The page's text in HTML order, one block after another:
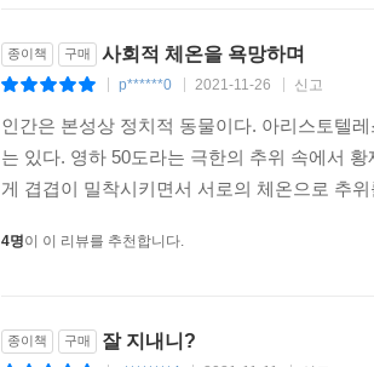
종이책 구매 사회적 체온을 욕망하며
p******0 2021-11-26 신고
인간은 본성상 정치적 동물이다. 아리스토텔
는 있다. 영하 50도라는 극한의 추위 속에서
게 겹겹이 밀착시키면서 서로의 체온으로 추
4명이 이 리뷰를 추천합니다.
종이책 구매 잘 지내니?